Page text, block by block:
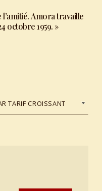
Amora travaille
octobre 1959. »